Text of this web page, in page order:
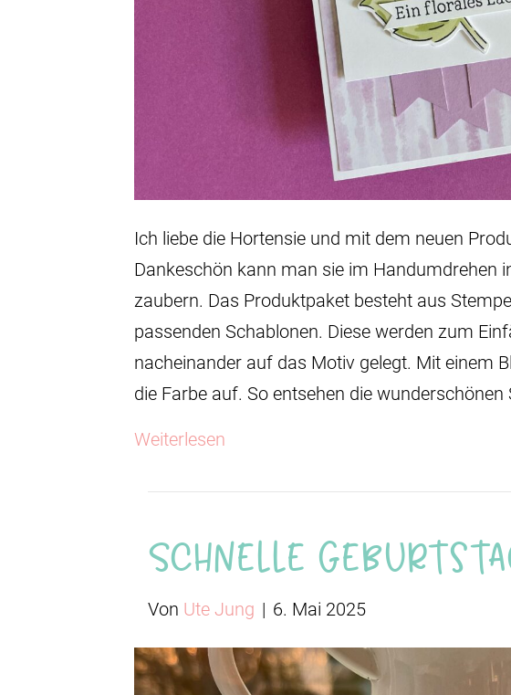
Ich liebe die Hortensie und mit dem neuen
Dankeschön kann man sie im Handumdrehen
zaubern. Das Produktpaket besteht aus
passenden Schablonen. Diese werden zum
nacheinander auf das Motiv gelegt. Mit einem
die Farbe auf. So entsehen die
Weiterlesen
Schnelle
Von Ute Jung | 6. Mai 2025